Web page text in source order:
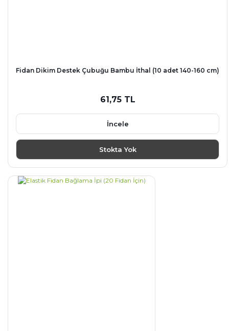
Fidan Dikim Destek Çubuğu Bambu İthal (10 adet 140-160 cm)
61,75 TL
İncele
Stokta Yok